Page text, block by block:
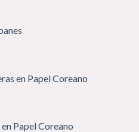
en Papel Coreano
Papel Coreano